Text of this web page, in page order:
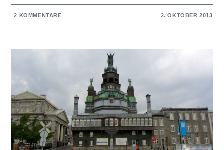
2 KOMMENTARE 2. OKTOBER 2013